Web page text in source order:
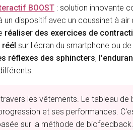
BOOST : solution innovante
dispositif avec un coussinet à air
réaliser des exercices de
sur l'écran du smartphone ou
réflexes des sphincters,
les vêtements. Le tableau de
et ses performances.
sur la méthode de biofeedback.